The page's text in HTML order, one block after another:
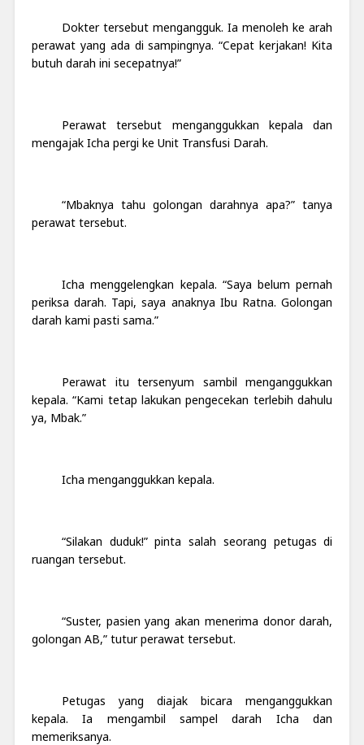
Dokter tersebut mengangguk. Ia menoleh ke arah
perawat yang ada di sampingnya. “Cepat kerjakan! Kita
butuh darah ini secepatnya!”
Perawat tersebut menganggukkan kepala dan
mengajak Icha pergi ke Unit Transfusi Darah.
“Mbaknya tahu golongan darahnya apa?” tanya
perawat tersebut.
Icha menggelengkan kepala. “Saya belum pernah
periksa darah. Tapi, saya anaknya Ibu Ratna. Golongan
darah kami pasti sama.”
Perawat itu tersenyum sambil menganggukkan
kepala. “Kami tetap lakukan pengecekan terlebih dahulu
ya, Mbak.”
Icha menganggukkan kepala.
“Silakan duduk!” pinta salah seorang petugas di
ruangan tersebut.
“Suster, pasien yang akan menerima donor darah,
golongan AB,” tutur perawat tersebut.
Petugas yang diajak bicara menganggukkan
kepala. Ia mengambil sampel darah Icha dan
memeriksanya.